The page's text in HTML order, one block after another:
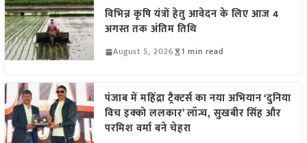
विभिन्न कृषि यंत्रों हेतु आवेदन के लिए आज 4
अगस्त तक अंतिम तिथि
August 5, 2026 1 min read
पंजाब में महिंद्रा ट्रैक्टर्स का नया अभियान ‘दुनिया
विच इक्को ललकार’ लॉन्च, सुखबीर सिंह और
परमिश वर्मा बने चेहरा